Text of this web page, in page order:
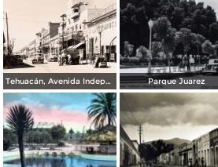
Tehuacán, Avenida Independencia Parque Juarez